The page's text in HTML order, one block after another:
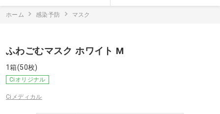
ホーム 感染予防 マスク
ふわごむマスク ホワイト M
1箱(50枚)
Ciオリジナル
Ciメディカル